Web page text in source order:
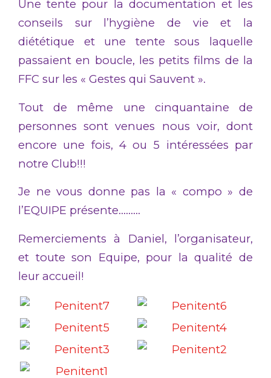
Une tente pour la documentation et les
conseils sur l’hygiène de vie et la
diététique et une tente sous laquelle
passaient en boucle, les petits films de la
FFC sur les « Gestes qui Sauvent ».
Tout de même une cinquantaine de
personnes sont venues nous voir, dont
encore une fois, 4 ou 5 intéressées par
notre Club!!!
Je ne vous donne pas la « compo » de
l’EQUIPE présente………
Remerciements à Daniel, l’organisateur,
et toute son Equipe, pour la qualité de
leur accueil!